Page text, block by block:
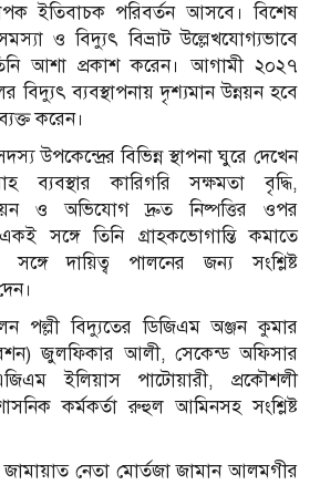
ইতিবাচক পরিবর্তন আসবে। বিশেষ
ও বিদ্যুৎ বিভ্রাট উল্লেখযোগ্যভাবে
আশা প্রকাশ করেন। আগামী ২০২৭
বিদ্যুৎ ব্যবস্থাপনায় দৃশ্যমান উন্নয়ন হবে
করেন।
উপকেন্দ্রের বিভিন্ন স্থাপনা ঘুরে দেখেন
ব্যবস্থার কারিগরি সক্ষমতা বৃদ্ধি,
ও অভিযোগ দ্রুত নিষ্পত্তির ওপর
সঙ্গে তিনি গ্রাহকভোগান্তি কমাতে
সঙ্গে দায়িত্ব পালনের জন্য সংশ্লিষ্ট
পল্লী বিদ্যুতের ডিজিএম অঞ্জন কুমার
জুলফিকার আলী, সেকেন্ড অফিসার
ইলিয়াস পাটোয়ারী, প্রকৌশলী
কর্মকর্তা রুহুল আমিনসহ সংশ্লিষ্ট
জামায়াত নেতা মোর্তজা জামান আলমগীর